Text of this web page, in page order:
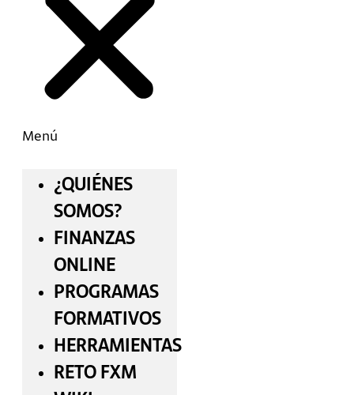
Menú
¿QUIÉNES
SOMOS?
FINANZAS
ONLINE
PROGRAMAS
FORMATIVOS
HERRAMIENTAS
RETO FXM